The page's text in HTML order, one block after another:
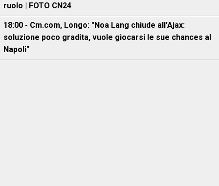
ruolo | FOTO CN24
18:00 - Cm.com, Longo: "Noa Lang chiude all'Ajax:
soluzione poco gradita, vuole giocarsi le sue chances al
Napoli"